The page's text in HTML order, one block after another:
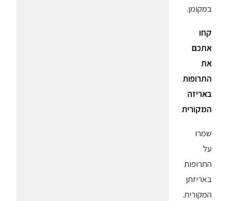
במקומן.
קחו
אתכם
את
התרופות
באריזה
המקורית
שמרו
על
התרופות
באריזתן
המקורית.